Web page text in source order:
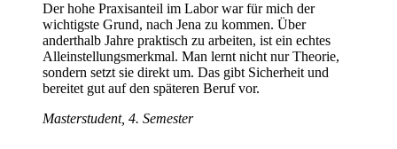
Der hohe Praxisanteil im Labor war für mich der
wichtigste Grund, nach Jena zu kommen. Über
anderthalb Jahre praktisch zu arbeiten, ist ein echtes
Alleinstellungsmerkmal. Man lernt nicht nur Theorie,
sondern setzt sie direkt um. Das gibt Sicherheit und
bereitet gut auf den späteren Beruf vor.
Masterstudent, 4. Semester